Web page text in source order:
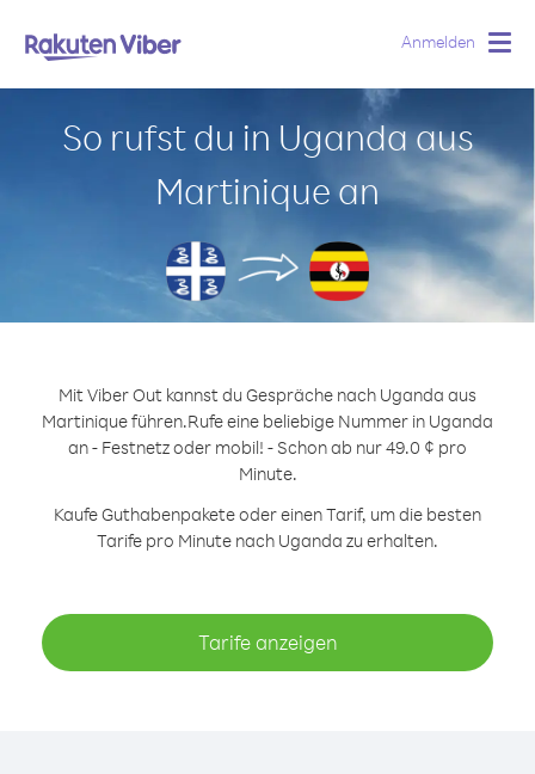
Anmelden
So rufst du in Uganda aus
Martinique an
Mit Viber Out kannst du Gespräche nach Uganda aus
Martinique führen.Rufe eine beliebige Nummer in Uganda
an - Festnetz oder mobil! - Schon ab nur 49.0 ¢ pro
Minute.
Kaufe Guthabenpakete oder einen Tarif, um die besten
Tarife pro Minute nach Uganda zu erhalten.
Tarife anzeigen